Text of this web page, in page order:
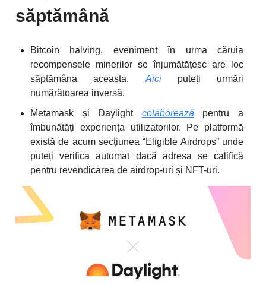
săptămână
Bitcoin halving, eveniment în urma căruia
recompensele minerilor se înjumătățesc are loc
săptămâna aceasta. Aiciputeți urmări
numărătoarea inversă.
Metamask și Daylight colaborează pentru a
îmbunătăți experiența utilizatorilor. Pe platformă
există de acum secțiunea “Eligible Airdrops” unde
puteți verifica automat dacă adresa se califică
pentru revendicarea de airdrop-uri și NFT-uri.